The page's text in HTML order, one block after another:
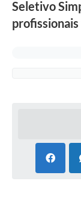
Seletivo